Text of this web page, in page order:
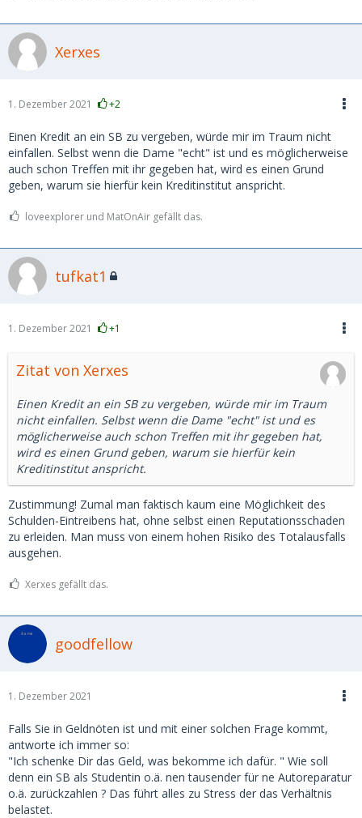
Xerxes
1. Dezember 2021 +2
Einen Kredit an ein SB zu vergeben, würde mir im Traum nicht
einfallen. Selbst wenn die Dame "echt" ist und es möglicherweise
auch schon Treffen mit ihr gegeben hat, wird es einen Grund
geben, warum sie hierfür kein Kreditinstitut anspricht.
loveexplorer und MatOnAir gefällt das.
tufkat1
1. Dezember 2021 +1
Zitat von Xerxes
Einen Kredit an ein SB zu vergeben, würde mir im Traum
nicht einfallen. Selbst wenn die Dame "echt" ist und es
möglicherweise auch schon Treffen mit ihr gegeben hat,
wird es einen Grund geben, warum sie hierfür kein
Kreditinstitut anspricht.
Zustimmung! Zumal man faktisch kaum eine Möglichkeit des
Schulden-Eintreibens hat, ohne selbst einen Reputationsschaden
zu erleiden. Man muss von einem hohen Risiko des Totalausfalls
ausgehen.
Xerxes gefällt das.
goodfellow
1. Dezember 2021
Falls Sie in Geldnöten ist und mit einer solchen Frage kommt,
antworte ich immer so:
"Ich schenke Dir das Geld, was bekomme ich dafür. " Wie soll
denn ein SB als Studentin o.ä. nen tausender für ne Autoreparatur
o.ä. zurückzahlen ? Das führt alles zu Stress der das Verhältnis
belastet.